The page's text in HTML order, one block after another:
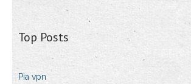
Top Posts
Pia vpn